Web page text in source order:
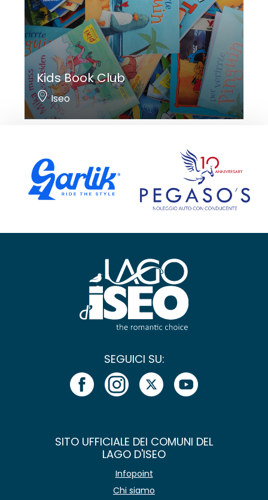
Kids Book Club
Iseo
SEGUICI SU:
SITO UFFICIALE DEI COMUNI DEL
LAGO D'ISEO
Infopoint
Chi siamo